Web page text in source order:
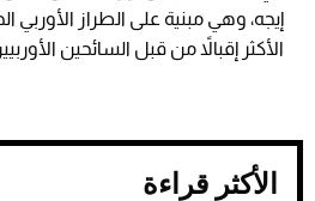
إيجه، وهي مبنية على الطراز
الأكثر إقبالاً من قبل السائحين
الأكثر قراءة